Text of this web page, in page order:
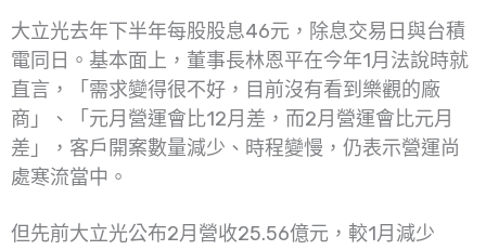
大立光去年下半年每股股息46元，除息交易日與台積
電同日。基本面上，董事長林恩平在今年1月法說時就
直言，「需求變得很不好，目前沒有看到樂觀的廠
商」、「元月營運會比12月差，而2月營運會比元月
差」，客戶開案數量減少、時程變慢，仍表示營運尚
處寒流當中。
但先前大立光公布2月營收25.56億元，較1月減少